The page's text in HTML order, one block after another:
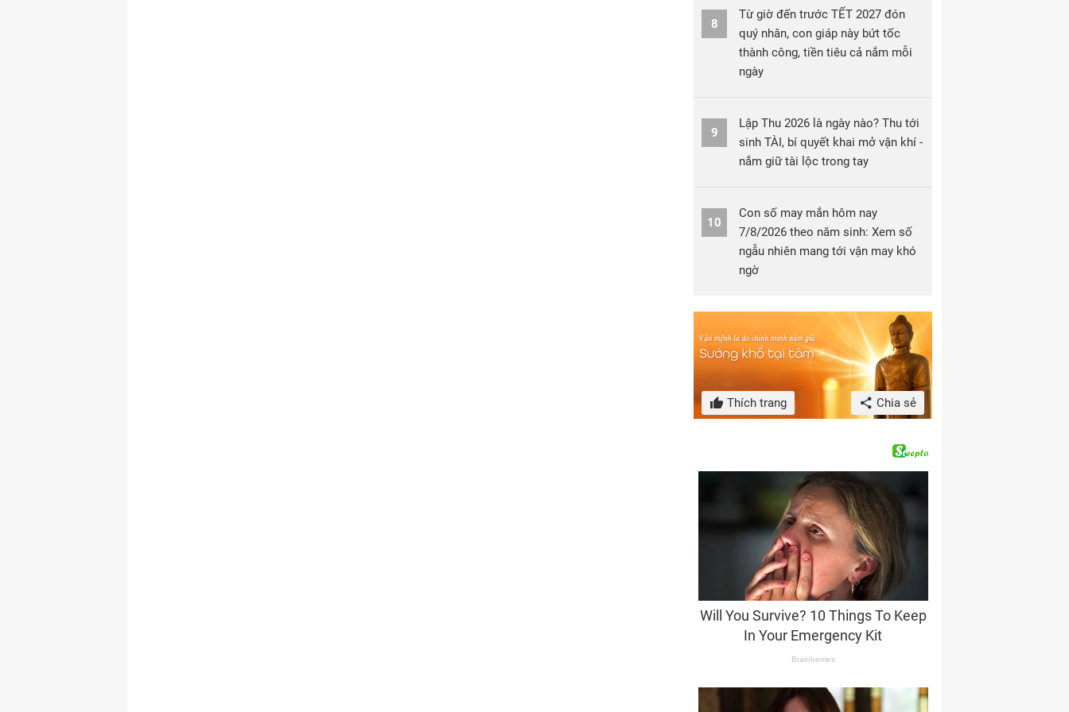
8
Từ giờ đến trước TẾT 2027 đón
quý nhân, con giáp này bứt tốc
thành công, tiền tiêu cả nắm mỗi
ngày
9
Lập Thu 2026 là ngày nào? Thu tới
sinh TÀI, bí quyết khai mở vận khí -
nắm giữ tài lộc trong tay
10
Con số may mắn hôm nay
7/8/2026 theo năm sinh: Xem số
ngẫu nhiên mang tới vận may khó
ngờ
Thích trang Chia sẻ